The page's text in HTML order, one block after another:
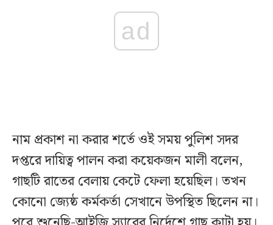
ad
নাম প্রকাশ না করার শর্তে ওই সময় পুলিশ সদর
দপ্তরে দায়িত্ব পালন করা কয়েকজন মালী বলেন,
গাছটি রাতের বেলায় কেটে ফেলা হয়েছিল। তখন
কোনো জ্যেষ্ঠ কর্মকর্তা সেখানে উপস্থিত ছিলেন না।